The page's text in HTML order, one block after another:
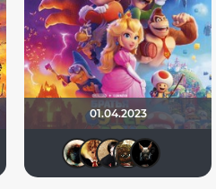
01.04.2023
Haotik